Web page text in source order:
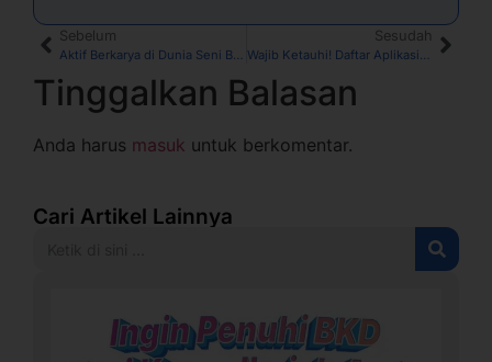
Sebelum
Aktif Berkarya di Dunia Seni Budaya, Dr. Irfanda Rizky Harmono Sejati Tuangkan dalam Publikasi Ilmiah
Sesudah
Wajib Ketauhi! Daftar Aplikasi Dosen untuk Penunjang Kinerja
Tinggalkan Balasan
Anda harus masuk untuk berkomentar.
Cari Artikel Lainnya